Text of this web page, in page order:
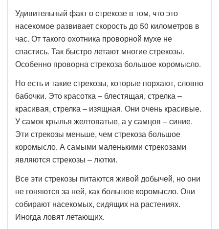
Удивительный факт о стрекозе в том, что это
насекомое развивает скорость до 50 километров в
час. От такого охотника проворной мухе не
спастись. Так быстро летают многие стрекозы.
Особенно проворна стрекоза большое коромысло.
Но есть и такие стрекозы, которые порхают, словно
бабочки. Это красотка – блестящая, стрелка –
красивая, стрелка – изящная. Они очень красивые.
У самок крылья желтоватые, а у самцов – синие.
Эти стрекозы меньше, чем стрекоза большое
коромысло. А самыми маленькими стрекозами
являются стрекозы – лютки.
Все эти стрекозы питаются живой добычей, но они
не гоняются за ней, как большое коромысло. Они
собирают насекомых, сидящих на растениях.
Иногда ловят летающих.